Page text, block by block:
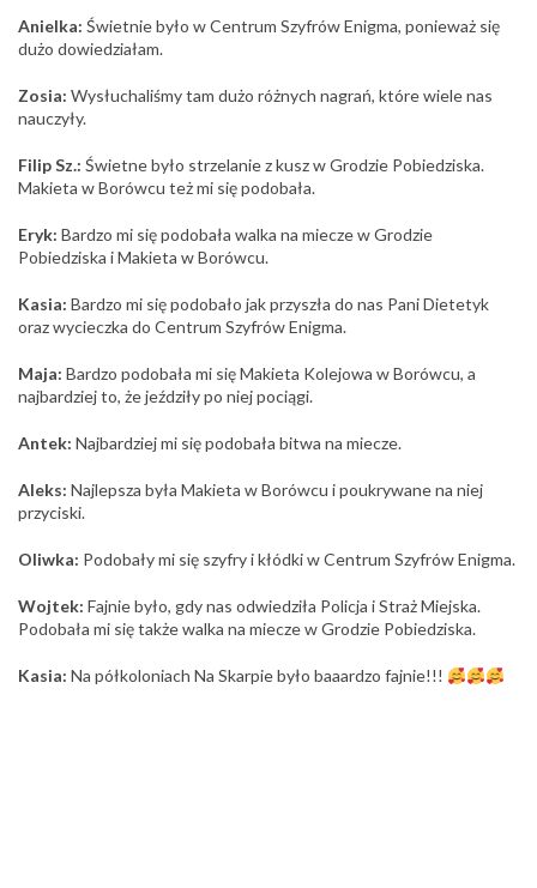
Anielka: Świetnie było w Centrum Szyfrów Enigma, ponieważ się
dużo dowiedziałam.
Zosia: Wysłuchaliśmy tam dużo różnych nagrań, które wiele nas
nauczyły.
Filip Sz.: Świetne było strzelanie z kusz w Grodzie Pobiedziska.
Makieta w Borówcu też mi się podobała.
Eryk: Bardzo mi się podobała walka na miecze w Grodzie
Pobiedziska i Makieta w Borówcu.
Kasia: Bardzo mi się podobało jak przyszła do nas Pani Dietetyk
oraz wycieczka do Centrum Szyfrów Enigma.
Maja: Bardzo podobała mi się Makieta Kolejowa w Borówcu, a
najbardziej to, że jeździły po niej pociągi.
Antek: Najbardziej mi się podobała bitwa na miecze.
Aleks: Najlepsza była Makieta w Borówcu i poukrywane na niej
przyciski.
Oliwka: Podobały mi się szyfry i kłódki w Centrum Szyfrów Enigma.
Wojtek: Fajnie było, gdy nas odwiedziła Policja i Straż Miejska.
Podobała mi się także walka na miecze w Grodzie Pobiedziska.
Kasia: Na półkoloniach Na Skarpie było baaardzo fajnie!!!